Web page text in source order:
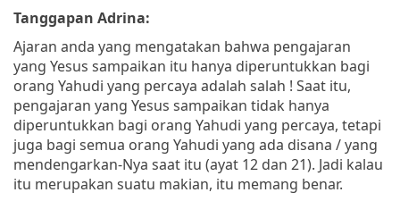
Tanggapan Adrina:
Ajaran anda yang mengatakan bahwa pengajaran
yang Yesus sampaikan itu hanya diperuntukkan bagi
orang Yahudi yang percaya adalah salah ! Saat itu,
pengajaran yang Yesus sampaikan tidak hanya
diperuntukkan bagi orang Yahudi yang percaya, tetapi
juga bagi semua orang Yahudi yang ada disana / yang
mendengarkan-Nya saat itu (ayat 12 dan 21). Jadi kalau
itu merupakan suatu makian, itu memang benar.